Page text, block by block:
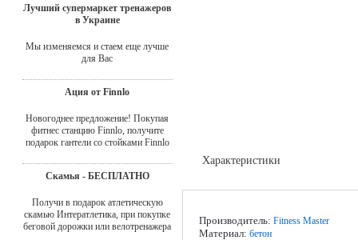
Лучший супермаркет тренажеров
в Украине
Мы изменяемся и стаем еще лучше
для Вас
Ация от Finnlo
Новогоднее предложение! Покупая
фитнес станцию Finnlo, получите
подарок гантели со стойками Finnlo
Скамья - БЕСПЛАТНО
Получи в подарок атлетическую
скамью Интератлетика, при покупке
беговой дорожки или велотренажера
Характеристики
Производитель: Fitness Master
Материал: бетон